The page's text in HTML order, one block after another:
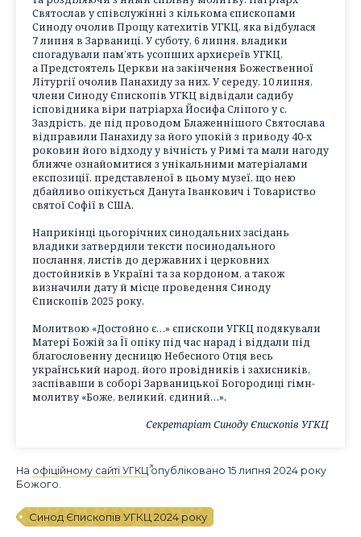
Святослав у співслужінні з кількома єпископами
Синоду очолив Прощу катехитів УГКЦ, яка відбулася
7 липня в Зарваниці. У суботу, 6 липня, владики
спогадували пам’ять усопших архиєреїв УГКЦ,
а Предстоятель Церкви на закінчення Божественної
Літургії очолив Панахиду за них. У середу, 10 липня,
члени Синоду Єпископів УГКЦ відвідали садибу
ісповідника віри патріарха Йосифа Сліпого у с.
Заздрість, де під проводом Блаженнішого Святослава
відправили Панахиду за його упокій з приводу 40-х
роковин його відходу у вічність у Римі та мали нагоду
ближче ознайомитися з унікальними матеріалами
експозиції, представленої в цьому музеї, що нею
дбайливо опікується Данута Іванкович і Товариство
святої Софії в США.
Наприкінці цьогорічних синодальних засідань
владики затвердили тексти посинодального
послання, листів до державних і церковних
достойників в Україні та за кордоном, а також
визначили дату й місце проведення Синоду
Єпископів 2025 року.
Молитвою «Достойно є…» єпископи УГКЦ подякували
Матері Божій за Її опіку під час нарад і віддали під
благословенну десницю Небесного Отця весь
український народ, його провідників і захисників,
заспівавши в соборі Зарваницької Богородиці гімн-
молитву «Боже, великий, єдиний…».
Секретаріат Синоду Єпископів УГКЦ
На офіційному сайті УГКЦопубліковано 15 липня 2024 року
Божого.
Синод Єпископів УГКЦ 2024 року